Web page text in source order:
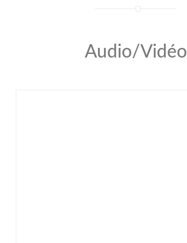
Audio/Vidéo